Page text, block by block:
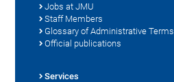
Jobs at JMU
Staff Members
Glossary of Administrative Terms
Official publications
Services